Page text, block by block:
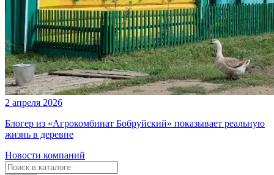
2 апреля 2026
Блогер из «Агрокомбинат Бобруйский» показывает реальную
жизнь в деревне
Новости компаний